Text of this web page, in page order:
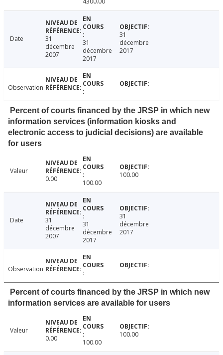
Date
31
décembre
2007
31
décembre
2017
31
décembre
2017
Observation
Percent of courts financed by the JRSP in which new
information services (information kiosks and
electronic access to judicial decisions) are available
for users
Valeur
0.00
100.00
100.00
Date
31
décembre
2007
31
décembre
2017
31
décembre
2017
Observation
Percent of courts financed by the JRSP in which new
information services are available for users
Valeur
0.00
100.00
100.00